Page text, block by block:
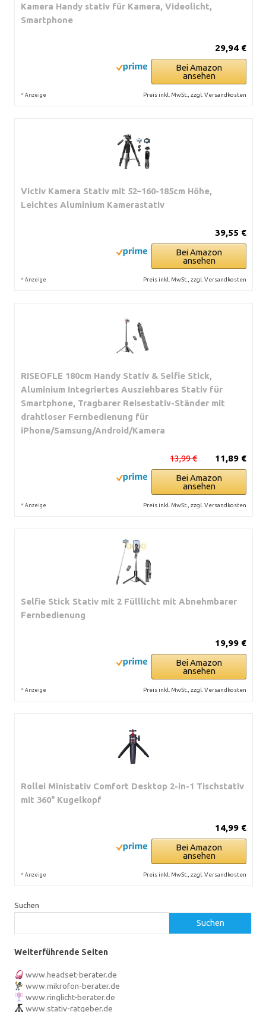
Kamera Handy stativ für Kamera, Videolicht,
Smartphone
29,94 €
Bei Amazon
ansehen
* Anzeige Preis inkl. MwSt., zzgl. Versandkosten
Victiv Kamera Stativ mit 52–160-185cm Höhe,
Leichtes Aluminium Kamerastativ
39,55 €
Bei Amazon
ansehen
* Anzeige Preis inkl. MwSt., zzgl. Versandkosten
RISEOFLE 180cm Handy Stativ & Selfie Stick,
Aluminium Integriertes Ausziehbares Stativ für
Smartphone, Tragbarer Reisestativ-Ständer mit
drahtloser Fernbedienung für
iPhone/Samsung/Android/Kamera
11,89 €
13,99 €
Bei Amazon
ansehen
* Anzeige Preis inkl. MwSt., zzgl. Versandkosten
Selfie Stick Stativ mit 2 Fülllicht mit Abnehmbarer
Fernbedienung
19,99 €
Bei Amazon
ansehen
* Anzeige Preis inkl. MwSt., zzgl. Versandkosten
Rollei Ministativ Comfort Desktop 2-in-1 Tischstativ
mit 360° Kugelkopf
14,99 €
Bei Amazon
ansehen
* Anzeige Preis inkl. MwSt., zzgl. Versandkosten
Suchen
Suchen
Weiterführende Seiten
www.headset-berater.de
www.mikrofon-berater.de
www.ringlicht-berater.de
www.stativ-ratgeber.de